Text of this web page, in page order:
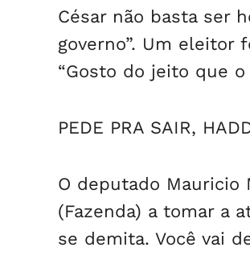
César não basta ser
governo”. Um eleitor
“Gosto do jeito que
PEDE PRA SAIR,
O deputado Mauricio
(Fazenda) a tomar a
se demita. Você vai